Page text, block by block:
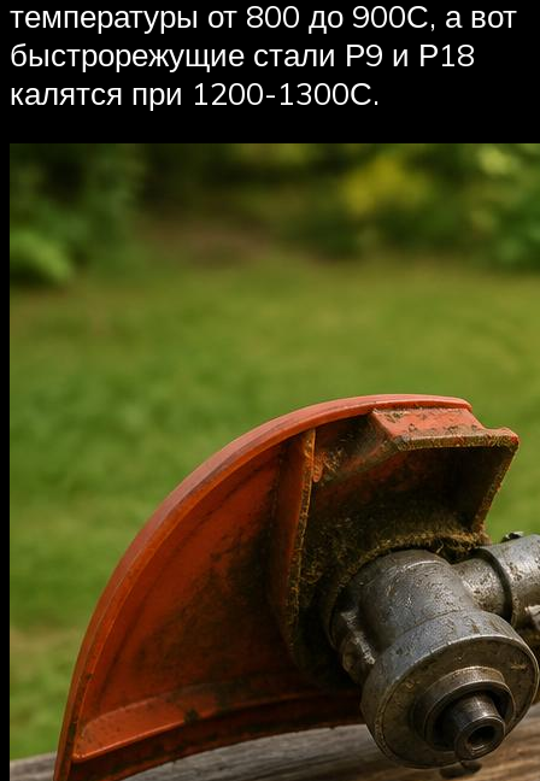
температуры от 800 до 900С, а вот
быстрорежущие стали Р9 и Р18
калятся при 1200-1300С.